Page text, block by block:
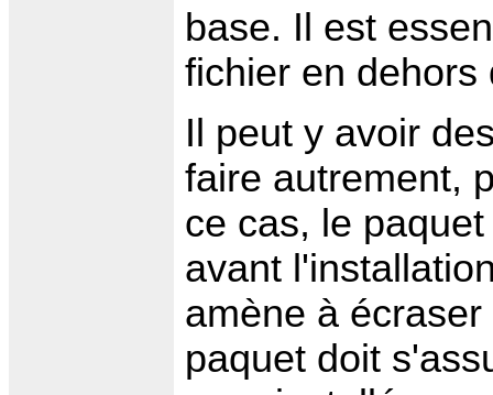
base. Il est
fichier en dehors
Il peut y avoir
faire autrement,
ce cas, le
avant
amène à
paquet doit